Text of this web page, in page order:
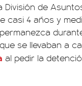
División de
casi 4 años y
se llevaban a
al pedir la